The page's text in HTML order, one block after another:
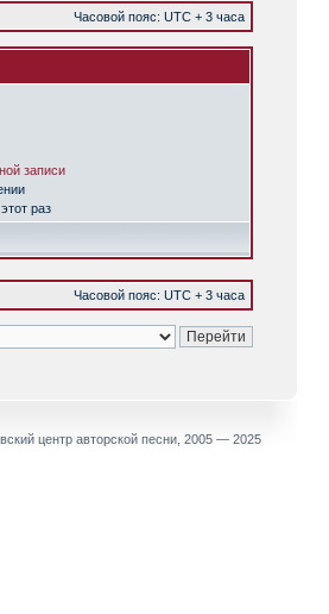
Часовой пояс: UTC + 3 часа
записи
раз
Часовой пояс: UTC + 3 часа
центр авторской песни, 2005 — 2025